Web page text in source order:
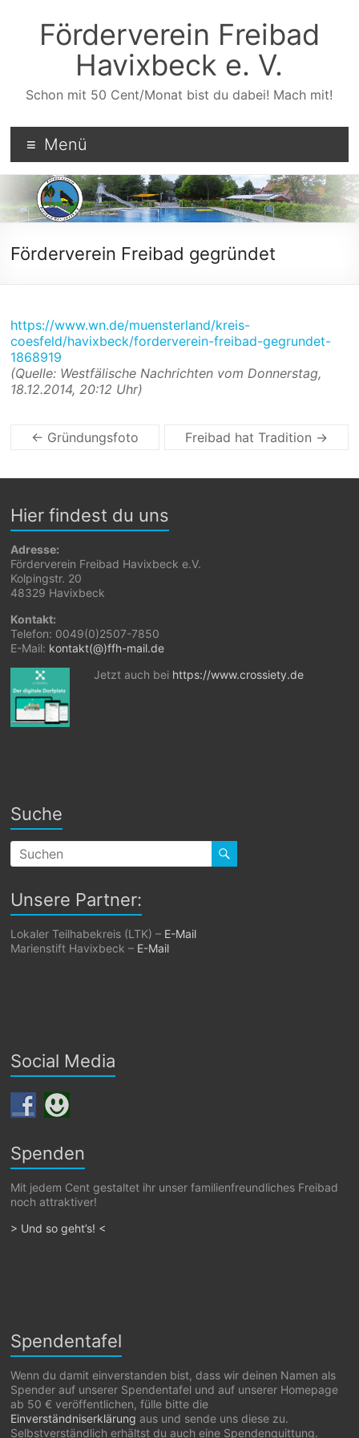
wechselnFörderverein Freibad
Havixbeck e. V.
Schon mit 50 Cent/Monat bist du dabei! Mach mit!
Menü
Förderverein Freibad gegründet
https://www.wn.de/muensterland/kreis-
coesfeld/havixbeck/forderverein-freibad-gegrundet-
1868919
(Quelle: Westfälische Nachrichten vomDonnerstag,
18.12.2014, 20:12 Uhr)
← Gründungsfoto Freibad hat Tradition →
Hier findest du uns
Adresse:
Förderverein Freibad Havixbeck e.V.
Kolpingstr. 20
48329 Havixbeck
Kontakt:
Telefon: 0049(0)2507-7850
E-Mail: kontakt(@)ffh-mail.de
Jetzt auch bei https://www.crossiety.de
Suche
Unsere Partner:
Lokaler Teilhabekreis (LTK) – E-Mail
Marienstift Havixbeck – E-Mail
Social Media
Spenden
Mit jedem Cent gestaltet ihr unser familienfreundliches Freibad
noch attraktiver!
> Und so geht’s! <
Spendentafel
Wenn du damit einverstanden bist, dass wir deinen Namen als
Spender auf unserer Spendentafel und auf unserer Homepage
ab 50 € veröffentlichen, fülle bitte die
Einverständniserklärung aus und sende uns diese zu.
Selbstverständlich erhältst du auch eine Spendenquittung.